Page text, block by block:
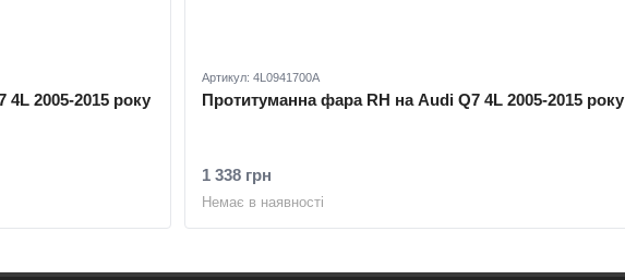
2005-2015 року
Артикул: 4L0941700A
Протитуманна фара RH на Audi Q7 4L 2005-2015 року
1 338 грн
Немає в наявності